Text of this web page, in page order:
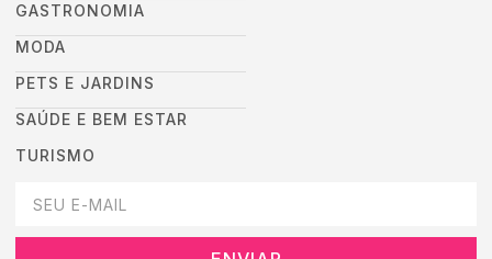
GASTRONOMIA
MODA
PETS E JARDINS
SAÚDE E BEM ESTAR
TURISMO